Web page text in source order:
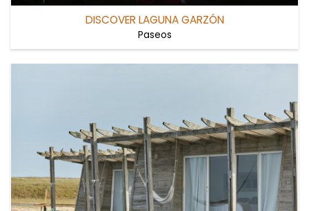
DISCOVER LAGUNA GARZÓN
Paseos